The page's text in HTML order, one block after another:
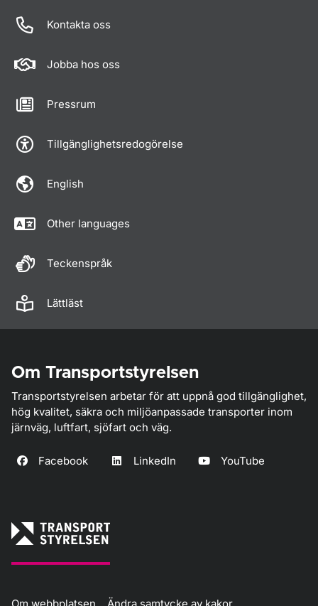
Kontakta oss
Jobba hos oss
Pressrum
Tillgänglighetsredogörelse
English
Other languages
Teckenspråk
Lättläst
Om Transportstyrelsen
Transportstyrelsen arbetar för att uppnå god tillgänglighet,
hög kvalitet, säkra och miljöanpassade transporter inom
järnväg, luftfart, sjöfart och väg.
Facebook LinkedIn YouTube
Om webbplatsen Ändra samtycke av kakor